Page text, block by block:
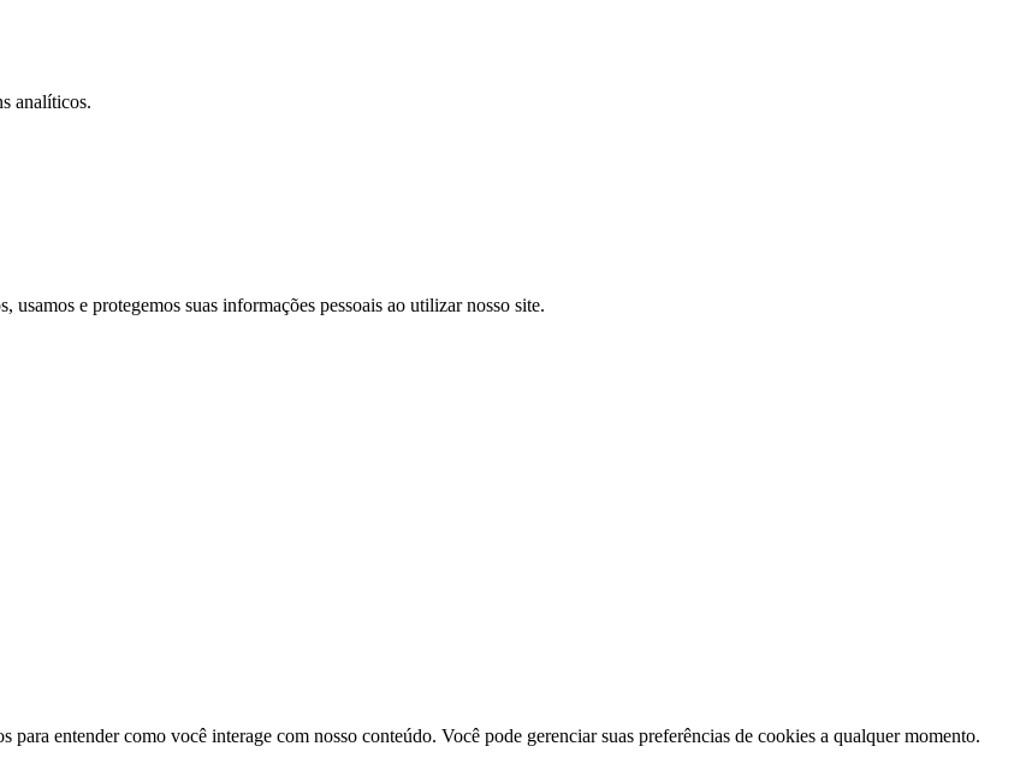
analíticos.
e protegemos suas informações pessoais ao utilizar nosso site.
entender como você interage com nosso conteúdo. Você pode gerenciar suas preferências de cookies a qualquer momento.